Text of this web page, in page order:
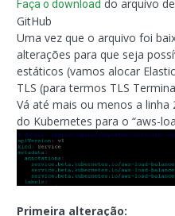
Faça o download do arquivo
GitHub
Uma vez que o arquivo foi
alterações para que seja
estáticos (vamos alocar
TLS (para termos TLS
Vá até mais ou menos a
do Kubernetes para o “aws-
Primeira alteração: